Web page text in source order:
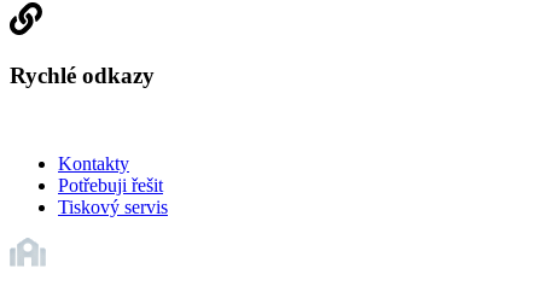
Rychlé odkazy
Kontakty
Potřebuji řešit
Tiskový servis